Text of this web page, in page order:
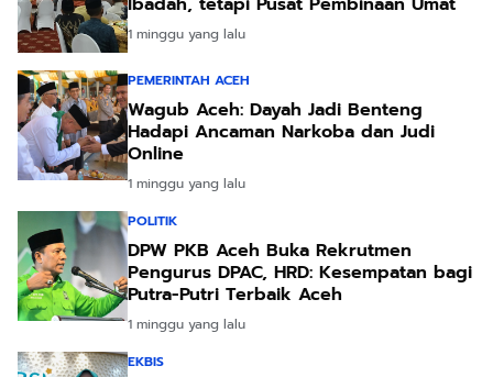
1 minggu yang lalu
PEMERINTAH ACEH
Wagub Aceh: Dayah Jadi Benteng
Hadapi Ancaman Narkoba dan Judi
Online
1 minggu yang lalu
POLITIK
DPW PKB Aceh Buka Rekrutmen
Pengurus DPAC, HRD: Kesempatan bagi
Putra-Putri Terbaik Aceh
1 minggu yang lalu
EKBIS